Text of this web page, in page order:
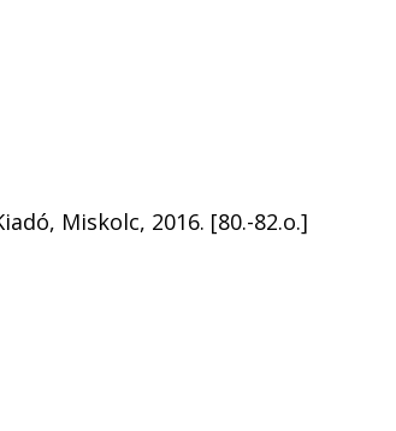
Miskolc, 2016. [80.-82.o.]